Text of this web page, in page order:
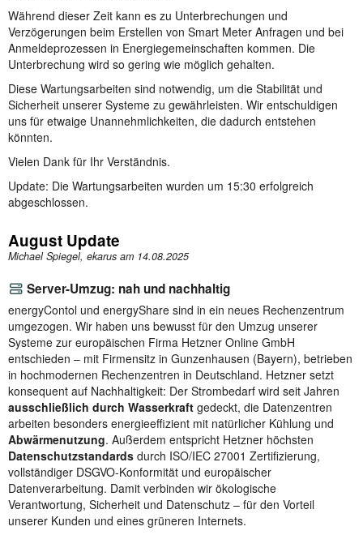
Während dieser Zeit kann es zu Unterbrechungen und
Verzögerungen beim Erstellen von Smart Meter Anfragen und bei
Anmeldeprozessen in Energiegemeinschaften kommen. Die
Unterbrechung wird so gering wie möglich gehalten.
Diese Wartungsarbeiten sind notwendig, um die Stabilität und
Sicherheit unserer Systeme zu gewährleisten. Wir entschuldigen
uns für etwaige Unannehmlichkeiten, die dadurch entstehen
könnten.
Vielen Dank für Ihr Verständnis.
Update: Die Wartungsarbeiten wurden um 15:30 erfolgreich
abgeschlossen.
August Update
Michael Spiegel, ekarus am 14.08.2025
Server-Umzug: nah und nachhaltig
energyContol und energyShare sind in ein neues Rechenzentrum
umgezogen. Wir haben uns bewusst für den Umzug unserer
Systeme zur europäischen Firma Hetzner Online GmbH
entschieden – mit Firmensitz in Gunzenhausen (Bayern), betrieben
in hochmodernen Rechenzentren in Deutschland. Hetzner setzt
konsequent auf Nachhaltigkeit: Der Strombedarf wird seit Jahren
ausschließlich durch Wasserkraft gedeckt, die Datenzentren
arbeiten besonders energieeffizient mit natürlicher Kühlung und
Abwärmenutzung. Außerdem entspricht Hetzner höchsten
Datenschutzstandards durch ISO/IEC 27001 Zertifizierung,
vollständiger DSGVO-Konformität und europäischer
Datenverarbeitung. Damit verbinden wir ökologische
Verantwortung, Sicherheit und Datenschutz – für den Vorteil
unserer Kunden und eines grüneren Internets.